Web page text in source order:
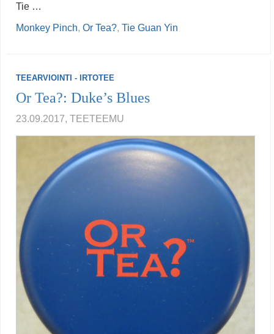
Tie …
Monkey Pinch, Or Tea?, Tie Guan Yin
TEEARVIOINTI - IRTOTEE
Or Tea?: Duke’s Blues
23.09.2017, TEETEEMU